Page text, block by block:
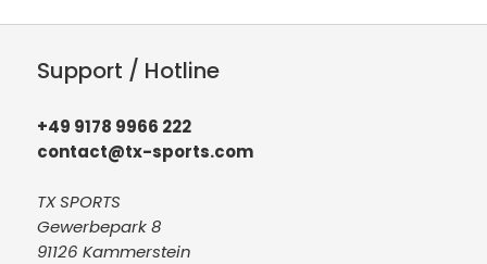
Support / Hotline
+49 9178 9966 222
contact@tx-sports.com
TX SPORTS
Gewerbepark 8
91126 Kammerstein